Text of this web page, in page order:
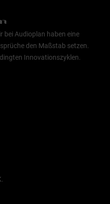
bei Audioplan haben eine
den Maßstab setzen.
Innovationszyklen.